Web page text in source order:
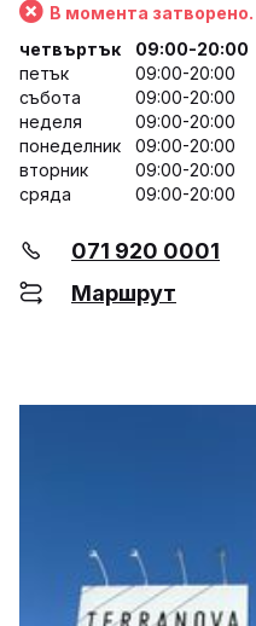
В момента затворено.
четвъртък
09:00-20:00
петък
09:00-20:00
събота
09:00-20:00
неделя
09:00-20:00
понеделник
09:00-20:00
вторник
09:00-20:00
сряда
09:00-20:00
071 920 0001
Маршрут